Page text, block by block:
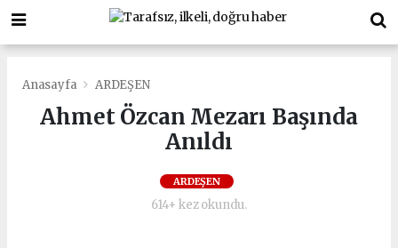
Anasayfa ARDEŞEN
Ahmet Özcan Mezarı Başında
Anıldı
ARDEŞEN
614+ kez okundu.